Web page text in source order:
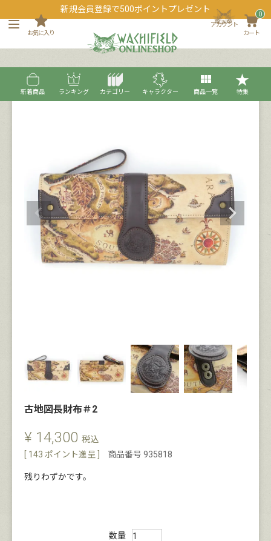
新規会員登録で500ポイントプレゼント
お気に入り
アカウント
カート
0
新着商品 ランキング カテゴリー キャラクター 商品一覧 特集
古地図長財布＃2
¥ 14,300 税込
143 ポイント進呈 ] 商品番号 935818
残りわずかです。